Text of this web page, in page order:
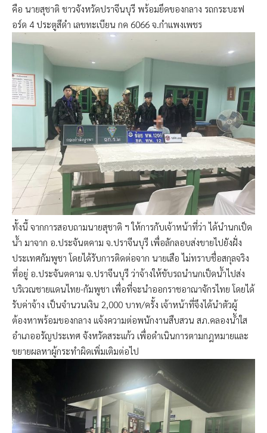
คือ นายสุชาติ ชาวจังหวัดปราจีนบุรี พร้อมยึดของกลาง รถกระบะฟ
อร์ด 4 ประตูสีดำ เลขทะเบียน กค 6066 จ.กำแพงเพชร
ทั้งนี้ จากการสอบถามนายสุชาติ ฯ ให้การกับเจ้าหน้าที่ว่า ได้นำนกเป็ด
น้ำ มาจาก อ.ประจันตคาม จ.ปราจีนบุรี เพื่อลักลอบส่งขายไปยังฝั่ง
ประเทศกัมพูชา โดยได้รับการติดต่อจาก นายเสือ ไม่ทราบชื่อสกุลจริง
ที่อยู่ อ.ประจันตคาม จ.ปราจีนบุรี ว่าจ้างให้ขับรถนำนกเป็ดน้ำไปส่ง
บริเวณชายแดนไทย-กัมพูชา เพื่อที่จะนำออกราชอาณาจักรไทย โดยได้
รับค่าจ้าง เป็นจำนวนเงิน 2,000 บาท/ครั้ง เจ้าหน้าที่จึงได้นำตัวผู้
ต้องหาพร้อมของกลาง แจ้งความต่อพนักงานสืบสวน สภ.คลองน้ำใส
อำเภออรัญประเทศ จังหวัดสระแก้ว เพื่อดำเนินการตามกฎหมายและ
ขยายผลหาผู้กระทำผิดเพิ่มเติมต่อไป